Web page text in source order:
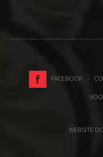
FACEBOOK-
WEBSITE